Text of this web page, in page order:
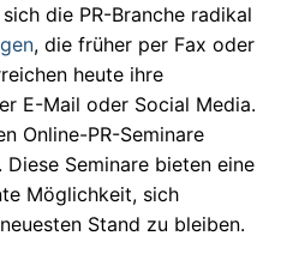
die PR-Branche radikal
, die früher per Fax oder
heute ihre
E-Mail oder Social Media.
Online-PR-Seminare
Seminare bieten eine
Möglichkeit, sich
Stand zu bleiben.